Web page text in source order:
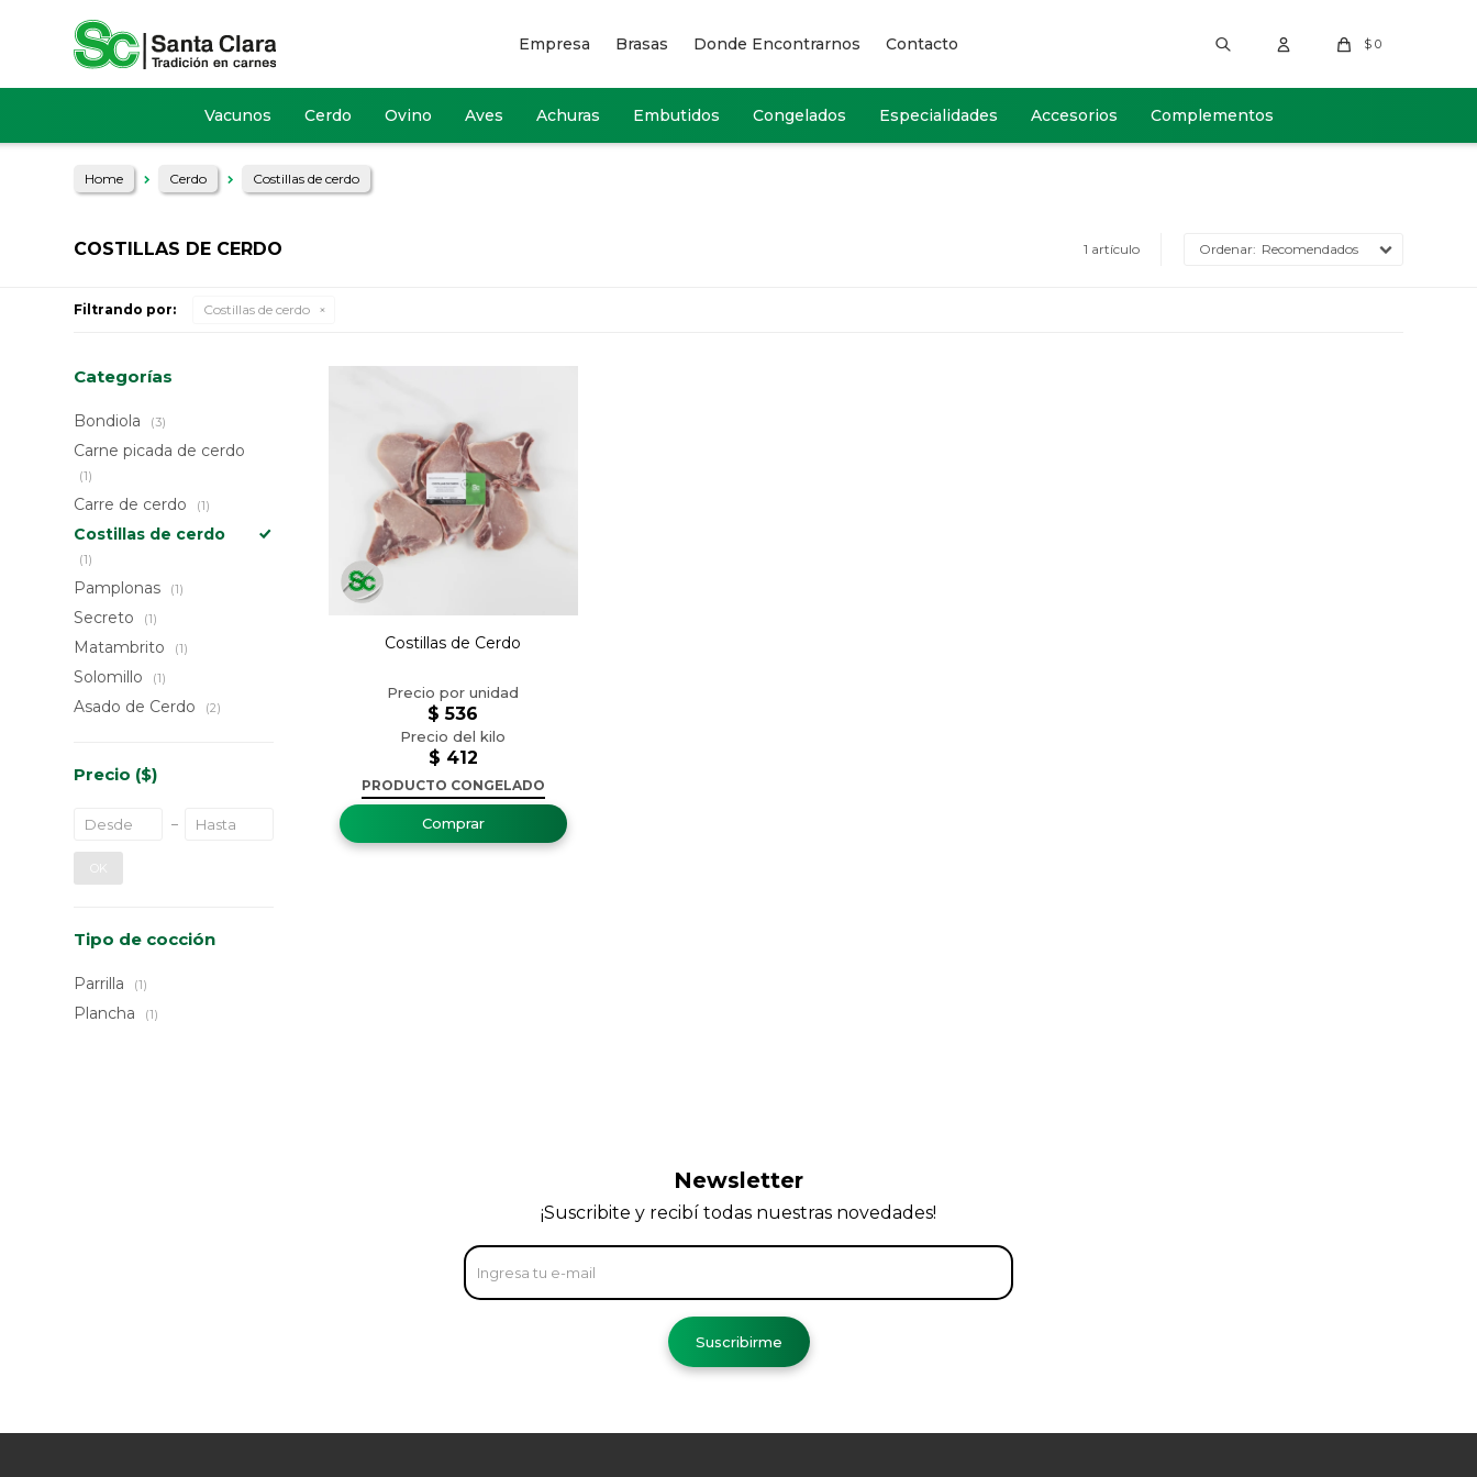
Vacunos Cerdo Ovino Aves Achuras Embutidos Congelados Especialidades Accesorios Complementos
$ 0
Empresa Brasas Donde Encontrarnos Contacto
Home Cerdo Costillas de cerdo
COSTILLAS DE CERDO 1 artículo Recomendados
Filtrando por: Costillas de cerdo
Costillas de Cerdo
$ 412
$ 536
PRODUCTO CONGELADO
Categorías
Bondiola (3)
Carne picada de cerdo
(1)
Carre de cerdo (1)
Costillas de cerdo
(1)
Pamplonas (1)
Secreto (1)
Matambrito (1)
Solomillo (1)
Asado de Cerdo (2)
Precio ($)
OK
Tipo de cocción
Parrilla (1)
Plancha (1)
Newsletter
¡Suscribite y recibí todas nuestras novedades!
Suscribirme